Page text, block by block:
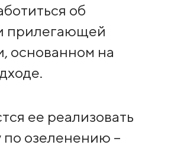
об
прилегающей
основанном на
ее реализовать
озеленению –